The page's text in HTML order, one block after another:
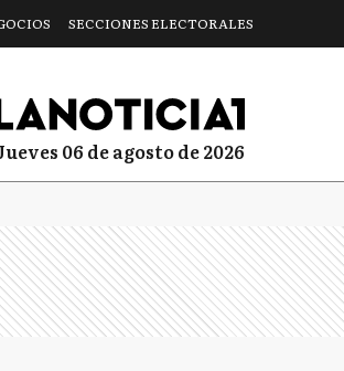
SECCIONES ELECTORALES
jueves 06 de agosto de 2026